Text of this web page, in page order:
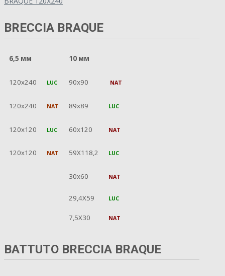
BRECCIA BRAQUE
6,5 мм 10 мм
120x240 LUC 90x90 NAT
120x240 NAT 89x89 LUC
120x120 LUC 60x120 NAT
120x120 NAT 59X118,2 LUC
30x60 NAT
29,4X59 LUC
7,5X30 NAT
BATTUTO BRECCIA BRAQUE